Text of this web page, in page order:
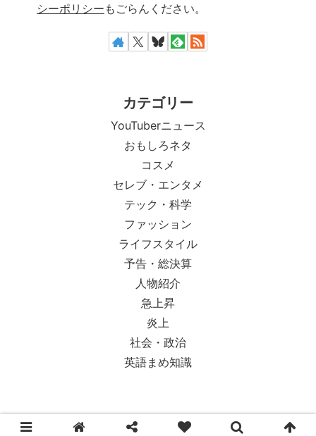
シーポリシー もごらんください。
カテゴリー
YouTuberニュース
おもしろネタ
コスメ
セレブ・エンタメ
テック・科学
ファッション
ライフスタイル
予告・総決算
人物紹介
急上昇
炎上
社会・政治
英語まめ知識
© 2018-2026 Ypsilon Magazine.